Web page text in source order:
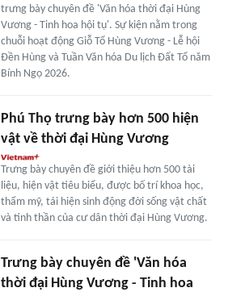
trưng bày chuyên đề 'Văn hóa thời đại Hùng
Vương - Tinh hoa hội tụ'. Sự kiện nằm trong
chuỗi hoạt động Giỗ Tổ Hùng Vương - Lễ hội
Đền Hùng và Tuần Văn hóa Du lịch Đất Tổ năm
Bính Ngọ 2026.
Phú Thọ trưng bày hơn 500 hiện
vật về thời đại Hùng Vương
Trưng bày chuyên đề giới thiệu hơn 500 tài
liệu, hiện vật tiêu biểu, được bố trí khoa học,
thẩm mỹ, tái hiện sinh động đời sống vật chất
và tinh thần của cư dân thời đại Hùng Vương.
Trưng bày chuyên đề 'Văn hóa
thời đại Hùng Vương - Tinh hoa